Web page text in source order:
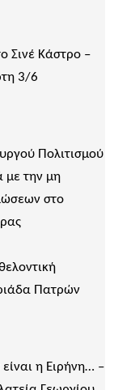
Σινέ Κάστρο –
3/6
Πολιτισμού
με την μη
στο
Πατρών
η Ειρήνη… –